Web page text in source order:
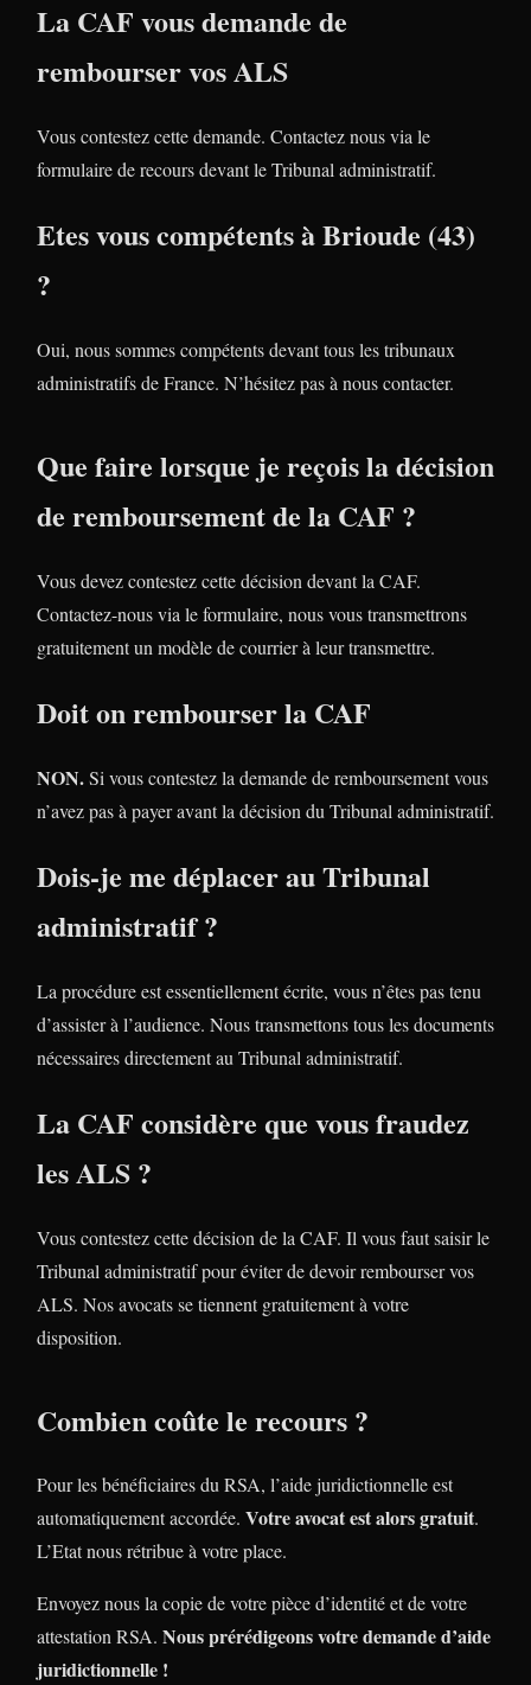
La CAF vous demande de
rembourser vos ALS
Vous contestez cette demande. Contactez nous via le
formulaire de recours devant le Tribunal administratif.
Etes vous compétents à Brioude (43)
?
Oui, nous sommes compétents devant tous les tribunaux
administratifs de France. N’hésitez pas à nous contacter.
Que faire lorsque je reçois la décision
de remboursement de la CAF ?
Vous devez contestez cette décision devant la CAF.
Contactez-nous via le formulaire, nous vous transmettrons
gratuitement un modèle de courrier à leur transmettre.
Doit on rembourser la CAF
NON.Si vous contestez la demande de remboursement vous
n’avez pas à payer avant la décision du Tribunal administratif.
Dois-je me déplacer au Tribunal
administratif ?
La procédure est essentiellement écrite, vous n’êtes pas tenu
d’assister à l’audience. Nous transmettons tous les documents
nécessaires directement au Tribunal administratif.
La CAF considère que vous fraudez
les ALS ?
Vous contestez cette décision de la CAF. Il vous faut saisir le
Tribunal administratif pour éviter de devoir rembourser vos
ALS. Nos avocats se tiennent gratuitement à votre
disposition.
Combien coûte le recours ?
Pour les bénéficiaires du RSA, l’aide juridictionnelle est
automatiquement accordée. Votre avocat est alors gratuit.
L’Etat nous rétribue à votre place.
Envoyez nous la copie de votre pièce d’identité et de votre
attestation RSA. Nous prérédigeons votre demande d’aide
juridictionnelle !